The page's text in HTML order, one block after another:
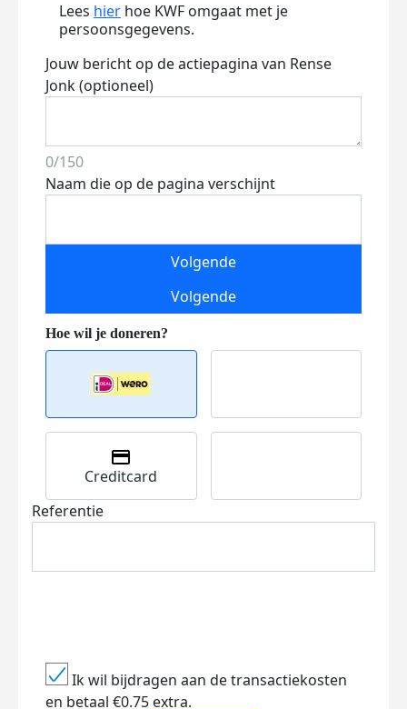
Lees hier hoe KWF omgaat met je
persoonsgegevens.
Jouw bericht op de actiepagina van Rense
Jonk (optioneel)
0/150
Naam die op de pagina verschijnt
Volgende
Volgende
Creditcard
Referentie
Ik wil bijdragen aan de transactiekosten
en betaal €0.75 extra.